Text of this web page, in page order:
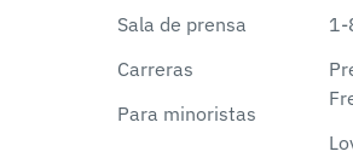
Sala de prensa
Carreras
Para minoristas